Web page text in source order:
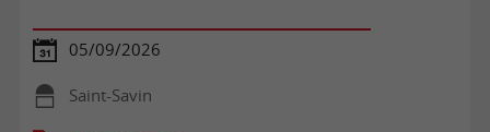
05/09/2026
Saint-Savin